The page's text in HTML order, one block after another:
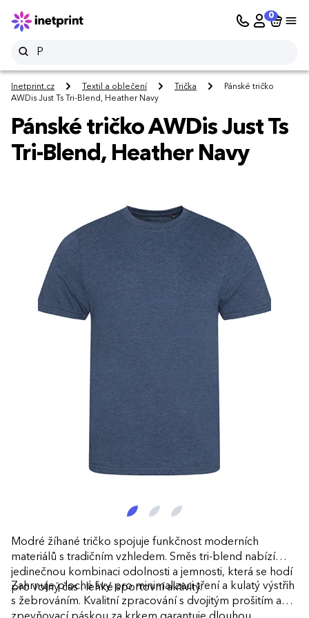
0
Inetprint.cz Textil a oblečení Trička
Pánské tričko
AWDis Just Ts Tri-Blend, Heather Navy
Pánské tričko AWDis Just Ts
Tri-Blend, Heather Navy
Modré žíhané tričko spojuje funkčnost moderních
materiálů s tradičním vzhledem. Směs tri-blend nabízí
jedinečnou kombinaci odolnosti a jemnosti, která se hodí
pro volný čas i lehké sportovní aktivity.
Zahrnuje ploché švy pro minimalizaci tření a kulatý výstřih
s žebrováním. Kvalitní zpracování s dvojitým prošitím a